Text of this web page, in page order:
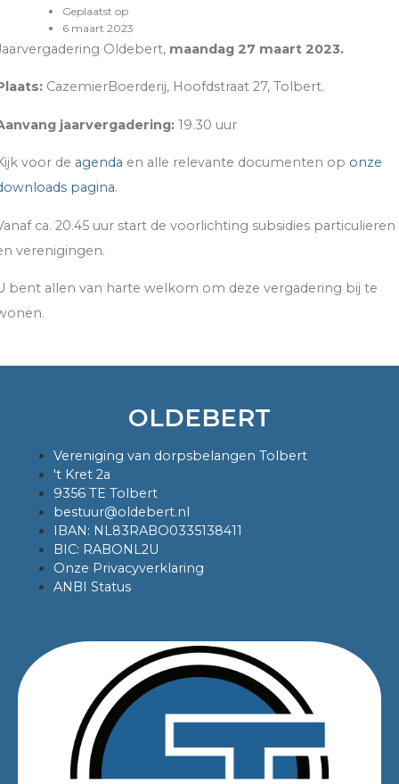
Geplaatst op
6 maart 2023
Oldebert, maandag 27 maart 2023.
CazemierBoerderij, Hoofdstraat 27, Tolbert.
jaarvergadering: 19.30 uur
voor de agenda en alle relevante documenten op onze
pagina.
ca. 20.45 uur start de voorlichting subsidies particulieren
verenigingen.
bent allen van harte welkom om deze vergadering bij te
OLDEBERT
Vereniging van dorpsbelangen Tolbert
't Kret 2a
9356 TE Tolbert
bestuur@oldebert.nl
IBAN: NL83RABO0335138411
BIC: RABONL2U
Onze Privacyverklaring
ANBI Status